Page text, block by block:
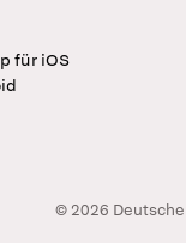
für iOS
© 2026